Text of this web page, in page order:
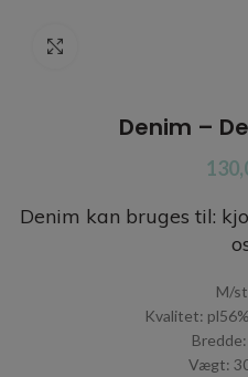
Denim –
Denim kan bruges til:
M/
Kvalitet:
Vægt: